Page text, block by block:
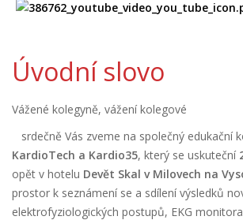
Úvodní slovo
Vážené kolegyně, vážení kolegové
srdečně Vás zveme na společný edukační
KardioTech a Kardio35, který se uskuteční
opět v hotelu Devět Skal v Milovech na
prostor k seznámení se a sdílení výsledků
elektrofyziologických postupů, EKG